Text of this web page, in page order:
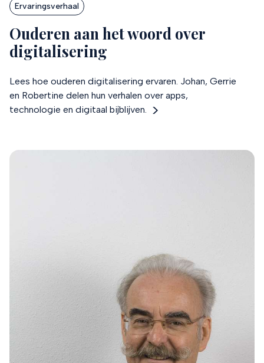
Ervaringsverhaal
Ouderen aan het woord over
digitalisering
Lees hoe ouderen digitalisering ervaren. Johan, Gerrie
en Robertine delen hun verhalen over apps,
technologie en digitaal bijblijven.